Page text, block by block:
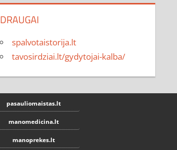
DRAUGAI
spalvotaistorija.lt
tavosirdziai.lt/gydytojai-kalba/
pasauliomaistas.lt
manomedicina.lt
manoprekes.lt